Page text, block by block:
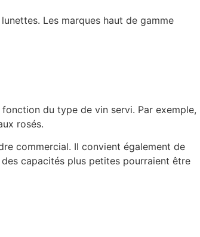
Les marques haut de gamme
du type de vin servi. Par exemple,
rosés.
commercial. Il convient également de
capacités plus petites pourraient être